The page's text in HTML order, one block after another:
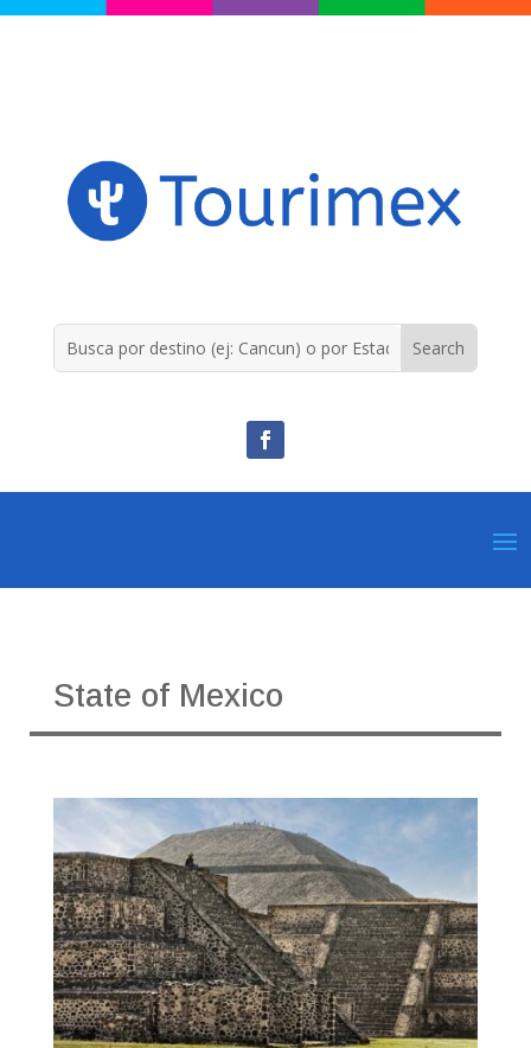
State of Mexico